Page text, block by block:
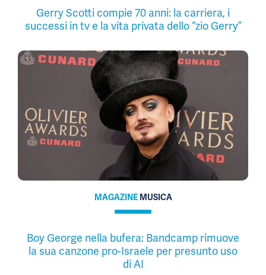
Gerry Scotti compie 70 anni: la carriera, i
successi in tv e la vita privata dello “zio Gerry”
MAGAZINE MUSICA
Boy George nella bufera: Bandcamp rimuove
la sua canzone pro-Israele per presunto uso
di AI